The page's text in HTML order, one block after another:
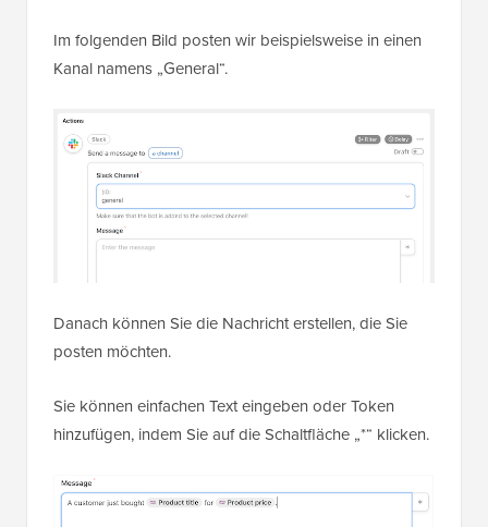
Im folgenden Bild posten wir beispielsweise in einen
Kanal namens „General“.
Danach können Sie die Nachricht erstellen, die Sie
posten möchten.
Sie können einfachen Text eingeben oder Token
hinzufügen, indem Sie auf die Schaltfläche „*“ klicken.